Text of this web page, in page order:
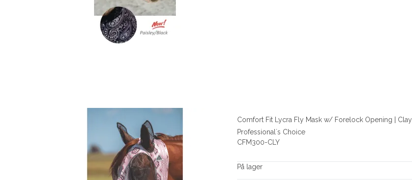
Comfort Fit Lycra Fly Mask w/ Forelock Opening | Clay
Professional´s Choice
CFM300-CLY
På lager